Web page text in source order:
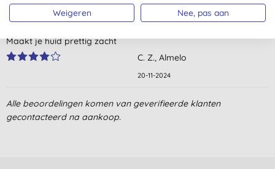
4,0van 5 ( beoordeling)
Maakt je huid prettig zacht
C. Z., Almelo
20-11-2024
Alle beoordelingen komen van geverifieerde klanten
gecontacteerd na aankoop.
Weigeren Nee, pas aan